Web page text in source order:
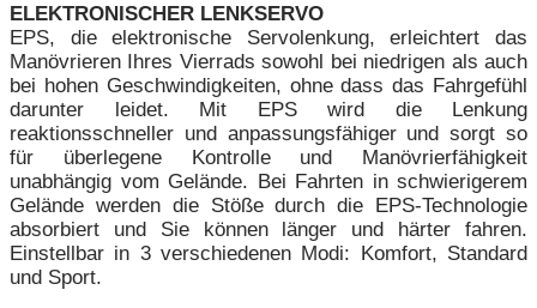
ELEKTRONISCHER LENKSERVO
EPS, die elektronische Servolenkung, erleichtert das
Manövrieren Ihres Vierrads sowohl bei niedrigen als auch
bei hohen Geschwindigkeiten, ohne dass das Fahrgefühl
darunter leidet. Mit EPS wird die Lenkung
reaktionsschneller und anpassungsfähiger und sorgt so
für überlegene Kontrolle und Manövrierfähigkeit
unabhängig vom Gelände. Bei Fahrten in schwierigerem
Gelände werden die Stöße durch die EPS-Technologie
absorbiert und Sie können länger und härter fahren.
Einstellbar in 3 verschiedenen Modi: Komfort, Standard
und Sport.